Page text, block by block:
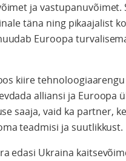
ja vastupanuvõimet.
täna ning pikaajalist
Euroopa
kiire
alliansi ja Euroopa
saaja, vaid ka partner,
teadmisi ja suutlikkust.
edasi Ukraina